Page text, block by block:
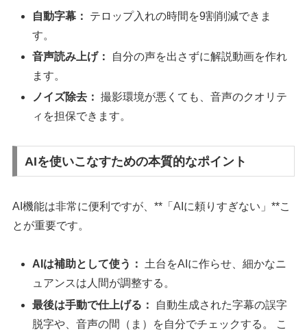
自動字幕：
テロップ入れの時間を9割削減できま
す。
音声読み上げ：
自分の声を出さずに解説動画を作れ
ます。
ノイズ除去： 撮影環境が悪くても、音声のクオリテ
ィを担保できます。
AIを使いこなすための本質的なポイント
AI機能は非常に便利ですが、**「AIに頼りすぎない」**こ
とが重要です。
AIは補助として使う： 土台をAIに作らせ、細かなニ
ュアンスは人間が調整する。
最後は手動で仕上げる：
自動生成された字幕の誤字
脱字や、音声の間（ま）を自分でチェックする。 こ